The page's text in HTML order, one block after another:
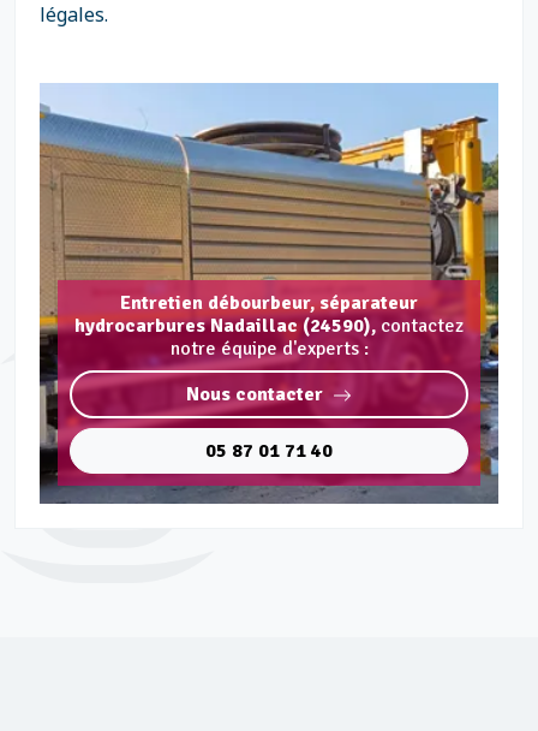
légales.
Entretien débourbeur, séparateur
hydrocarbures Nadaillac (24590), contactez
notre équipe d'experts :
Nous contacter
05 87 01 71 40